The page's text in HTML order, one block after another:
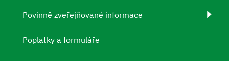
Povinně zveřejňované informace
Poplatky a formuláře